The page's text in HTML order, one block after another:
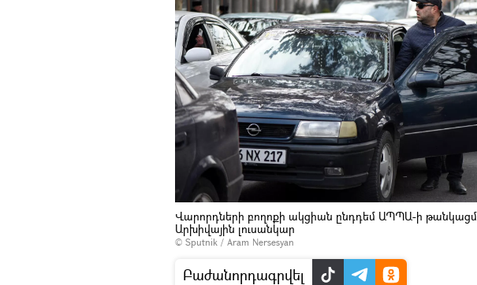
Վարորդների բողոքի ակցիան ընդդեմ ԱՊՊԱ-ի
Արխիվային լուսանկար
© Sputnik / Aram Nersesyan
Բաժանորդագրվել